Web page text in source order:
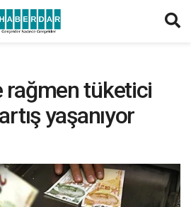
rağmen tüketici
yaşanıyor